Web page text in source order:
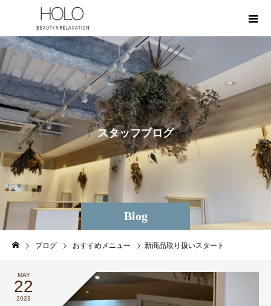
Blog
スタッフブログ
ブログ おすすめメニュー 新商品取り扱いスタート
MAY
22
2023